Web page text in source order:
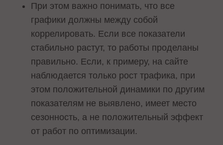
При этом важно понимать, что все
графики должны между собой
коррелировать. Если все показатели
стабильно растут, то работы проделаны
правильно. Если, к примеру, на сайте
наблюдается только рост трафика, при
этом положительной динамики по другим
показателям не выявлено, имеет место
сезонность, а не положительный эффект
от работ по оптимизации.